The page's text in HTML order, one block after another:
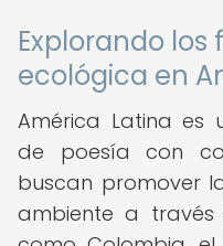
Explorando los
ecológica en
América Latina es
de poesía con
buscan promover
ambiente a